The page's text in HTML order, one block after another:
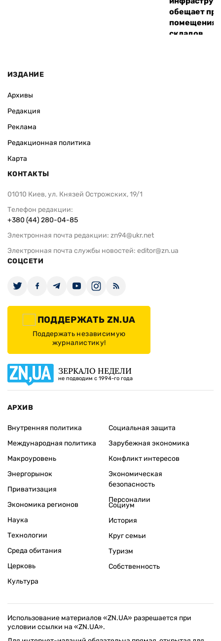
обещает
помещения
складов
ИЗДАНИЕ
Архивы
Редакция
Реклама
Редакционная политика
Карта
КОНТАКТЫ
01010 Киев, ул. Князей Острожских, 19/1
Телефон редакции:
+380 (44) 280-04-85
Электронная почта редакции: zn94@ukr.net
Электронная почта службы новостей: editor@zn.ua
СОЦСЕТИ
ПОДДЕРЖАТЬ ZN.UA
Поддержать независимую
журналистику!
ЗЕРКАЛО НЕДЕЛИ
не подводим с 1994-го года
АРХИВ
Внутренняя политика
Международная политика
Макроуровень
Энергорынок
Приватизация
Экономика регионов
Социальная защита
Зарубежная экономика
Конфликт интересов
Экономическая
безопасность
Персоналии
Наука
Технологии
Среда обитания
Церковь
Культура
Социум
История
Круг семьи
Туризм
Собственность
Использование материалов «ZN.UA» разрешается при
условии ссылки на «ZN.UA».